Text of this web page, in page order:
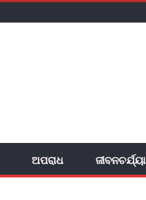
ଅପରାଧ ଜୀବନଚର୍ଯ୍ୟା